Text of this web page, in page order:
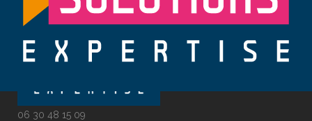
06 30 48 15 09